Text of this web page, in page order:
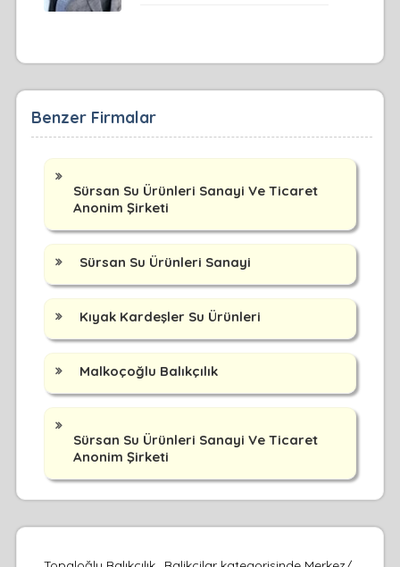
Benzer Firmalar
Sürsan Su Ürünleri Sanayi Ve Ticaret
Anonim Şirketi
Sürsan Su Ürünleri Sanayi
Kıyak Kardeşler Su Ürünleri
Malkoçoğlu Balıkçılık
Sürsan Su Ürünleri Sanayi Ve Ticaret
Anonim Şirketi